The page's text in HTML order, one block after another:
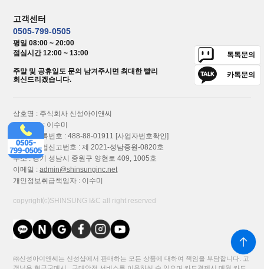
3,950,000원
고객센터
0505-799-0505
평일 08:00 ~ 20:00
점심시간 12:00 ~ 13:00
주말 및 공휴일도 문의 남겨주시면 최대한 빨리
회신드리겠습니다.
톡톡문의
카톡문의
상호명 : 주식회사 신성아이앤씨
대표이사 : 이수미
사업자등록번호 : 488-88-01911 [사업자번호확인]
통신판매업신고번호 : 제 2021-성남중원-0820호
주소 : 경기 성남시 중원구 양현로 409, 1005호
이메일 :admin@shinsunginc.net
개인정보취급책임자 : 이수미
copyright⒞SHINSUNG I&C all right reserved
㈜신성아이앤씨는 신성샵에서 판매하는 모든 상품에 대하여 책임을 부담합니다. 고